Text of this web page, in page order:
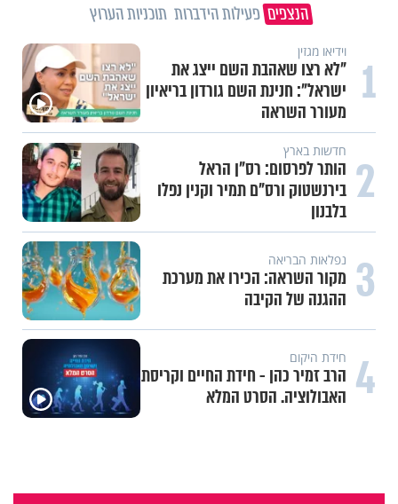
הנצפים פעילות הידברות תוכניות הערוץ
1 וידיאו מגזין
"לא רצו שאהבת השם ייצג את
ישראל": חנינת השם גורדון בריאיון
מעורר השראה
2 חדשות בארץ
הותר לפרסום: רס"ן הראל
בירנשטוק ורס"ם תמיר וקנין נפלו
בלבנון
3 נפלאות הבריאה
מקור השראה: הכירו את מערכת
ההגנה של הקיבה
4 חידת היקום
הרב זמיר כהן - חידת החיים וקריסת
האבולוציה. הסרט המלא